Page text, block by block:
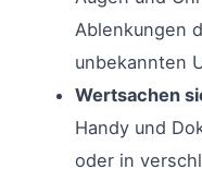
Ablenkungen
unbekannten
Wertsachen
Handy und
oder in